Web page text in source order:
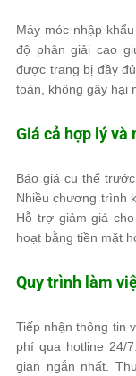
Máy móc nhập
độ phân giải cao
được trang bị đầy
toàn, không gây hại
Giá cả hợp lý và
Báo giá cụ thể
Nhiều chương trình
Hỗ trợ giảm giá
hoạt bằng tiền mặt
Quy trình làm
Tiếp nhận thông tin
phí qua hotline 24/
gian ngắn nhất.